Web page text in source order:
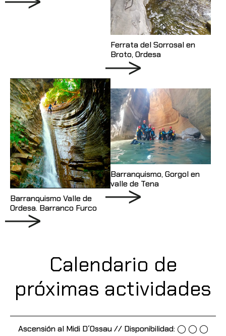
Ferrata del Sorrosal en
Broto, Ordesa
Barranquismo Valle de
Ordesa. Barranco Furco
Barranquismo, Gorgol en
valle de Tena
Calendario de
próximas actividades
Ascensión al Midi D´Ossau // Disponibilidad: ◯ ◯ ◯